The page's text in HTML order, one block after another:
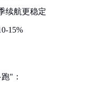
续航更稳定
15%
"：